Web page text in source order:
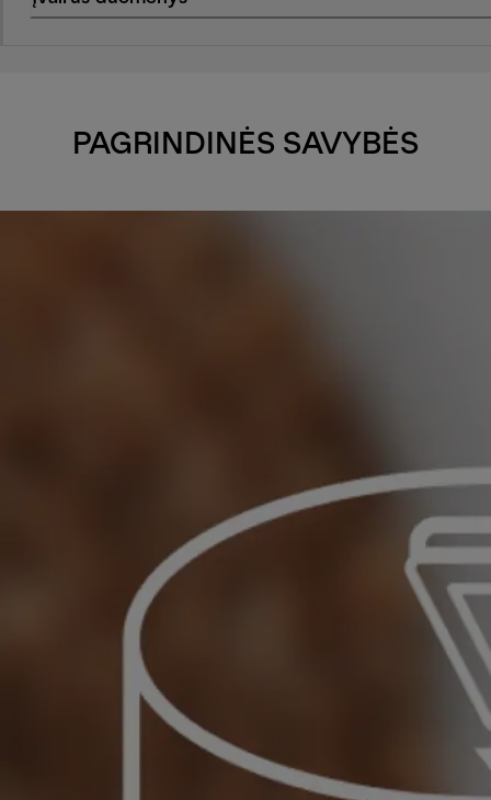
PAGRINDINĖS SAVYBĖS